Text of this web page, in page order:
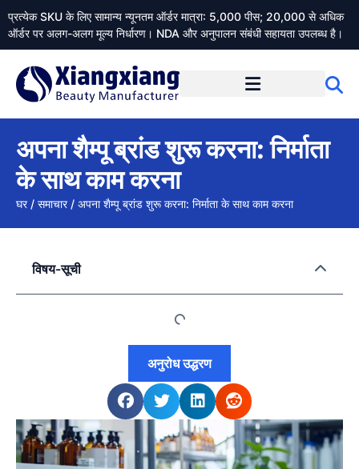
प्रत्येक SKU के लिए सामान्य न्यूनतम ऑर्डर मात्रा: 5,000 पीस; 20,000 से अधिक
ऑर्डर पर अलग-अलग मूल्य निर्धारण। NDA और अनुपालन संबंधी सहायता उपलब्ध है।
अपना शैम्पू ब्रांड शुरू करना: निर्माता
के साथ काम करना
घर/ समाचार/ अपना शैम्पू ब्रांड शुरू करना: निर्माता के साथ काम करना
विषय-सूची
अनुरोध उद्धरण